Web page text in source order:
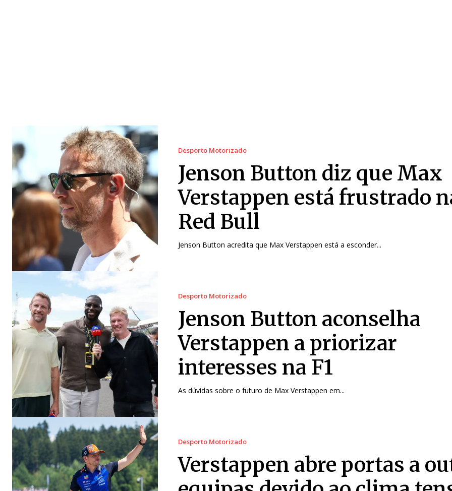
Desporto Motorizado
Jenson Button diz que Max
Verstappen está frustrado
Red Bull
Jenson Button acredita que Max Verstappen está a esconder...
Desporto Motorizado
Jenson Button aconselha
Verstappen a priorizar
interesses na F1
As dúvidas sobre o futuro de Max Verstappen em...
Desporto Motorizado
Verstappen abre portas a